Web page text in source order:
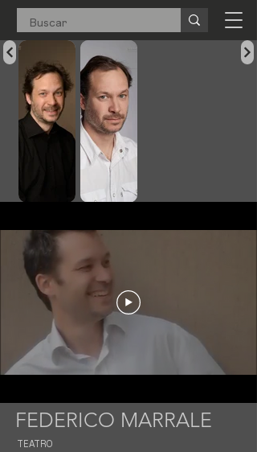
FEDERICO MARRALE
TEATRO